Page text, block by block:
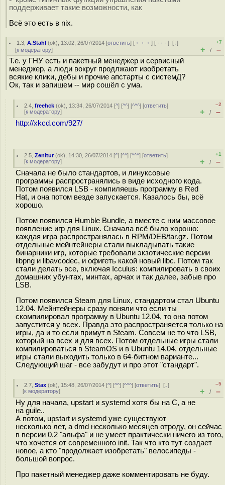
поддерживает такие возможности, как
Всё это есть в nix.
1.3 ,A.Stahl (ok), 13:02, 26/07/2014 [ответить] [ ﹢﹢﹢] [ · · ·][↓]
[к модератору]
+7
+ / –
Т.е. у ГНУ есть и пакетный менеджер и сервисный
менеджер, а люди вокруг продлжают изобретать
всякие клики, дебы и прочие апстарты с системД?
Ок, так и запишем -- мир сошёл с ума.
2.4 ,freehck (ok), 13:34, 26/07/2014 [^] [^^] [^^^] [ответить]
[к модератору]
–2
+ / –
http://xkcd.com/927/
2.5 ,Zenitur(ok), 14:30, 26/07/2014 [^] [^^] [^^^] [ответить]
[к модератору]
+1
+ / –
Сначала не было стандартов, и линуксовые
программы распространялись в виде исходного кода.
Потом появился LSB - компиляешь программу в Red
Hat, и она потом везде запускается. Казалось бы, всё
хорошо.
Потом появился Humble Bundle, а вместе с ним массовое
появление игр для Linux. Сначала всё было хорошо:
каждая игра распространялась в RPM/DEB/tar.gz. Потом
отдельные мейнтейнеры стали выкладывать такие
бинарники игр, которые требовали экзотические версии
libpng и libavcodec, и офигеть какой новый libc. Потом так
стали делать все, включая Icculus: компилировать в своих
домашних убунтах, минтах, арчах и так далее, забыв про
LSB.
Потом появился Steam для Linux, стандартом стал Ubuntu
12.04. Мейнтейнеры сразу поняли что если ты
скомпилировал программу в Ubuntu 12.04, то она потом
запустится у всех. Правда это распространяется только на
игры, да и то если примут в Steam. Совсем не то что LSB,
который на всех и для всех. Потом отдельные игры стали
компилироваться в SteamOS и в Ubuntu 14.04, отдельные
игры стали выходить только в 64-битном варианте...
Следующий шаг - все забудут и про этот "стандарт".
2.7 ,Stax (ok), 15:48, 26/07/2014 [^] [^^] [^^^] [ответить][↓]
[к модератору]
–5
+ / –
Ну для начала, upstart и systemd хотя бы на C, а не
на guile..
А потом, upstart и systemd уже существуют
несколько лет, а dmd несколько месяцев отроду, он сейчас
в версии 0.2 "альфа" и не умеет практически ничего из того,
что хочется от современного init. Так что кто тут создает
новое, а кто "продолжает изобретать" велосипеды -
большой вопрос.
Про пакетный менеджер даже комментировать не буду.